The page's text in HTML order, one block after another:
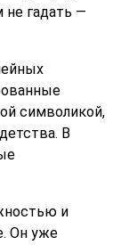
не гадать —
символикой,
В
и
Он уже